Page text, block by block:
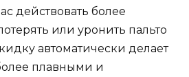
действовать более
или уронить пальто
автоматически делает
плавными и